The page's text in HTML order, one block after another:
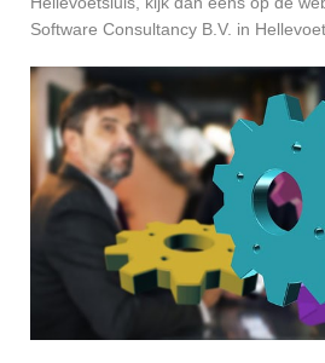
Software Consultancy B.V. in